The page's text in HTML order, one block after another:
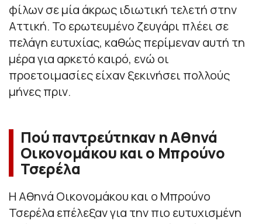
φίλων σε μία άκρως ιδιωτική τελετή στην
Αττική. Το ερωτευμένο ζευγάρι πλέει σε
πελάγη ευτυχίας, καθώς περίμεναν αυτή τη
μέρα για αρκετό καιρό, ενώ οι
προετοιμασίες είχαν ξεκινήσει πολλούς
μήνες πριν.
Πού παντρεύτηκαν η Αθηνά
Οικονομάκου και ο Μπρούνο
Τσερέλα
Η Αθηνά Οικονομάκου και ο Μπρούνο
Τσερέλα επέλεξαν για την πιο ευτυχισμένη